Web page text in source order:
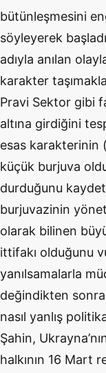
bütünleşmesini
söyleyerek
adıyla anılan
karakter
Pravi Sektor gibi
altına girdiğini
esas karakterinin
küçük burjuva
durduğunu
burjuvazinin
olarak bilinen
ittifakı olduğunu
yanılsamalarla
değindikten sonra
nasıl yanlış
Şahin,
halkının 16 Mart